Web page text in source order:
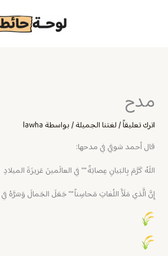
مدح
اترك تعليقاً/لغتنا الجميلة/ بواسطة lawha
قال أحمد شوقي في مدحها:
اللَهُ كَرَّمَ بِالبَيانِ عِصابَةً “” في العالَمينَ عَزيزَةَ الميلادِ
إِنَّ الَّذي مَلَأَ اللُغاتِ مَحاسِناً “” جَعَلَ الجَمالَ وَسَرَّهُ